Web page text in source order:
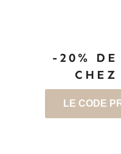
-20%
CHEZ
LE CODE